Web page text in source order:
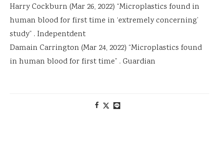
Harry Cockburn (Mar 26, 2022) “Microplastics found in
human blood for first time in ‘extremely concerning’
study” . Indepentdent
Damain Carrington (Mar 24, 2022) “Microplastics found
in human blood for first time” . Guardian